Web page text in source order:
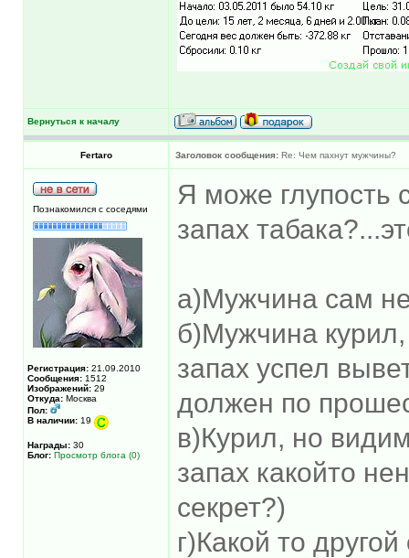
Вернуться к началу
Fertaro Заголовок сообщения: Re: Чем пахнут мужчины?
Познакомился с соседями
Регистрация: 21.09.2010
Сообщения: 1512
Изображений: 29
Откуда: Москва
Пол:
В наличии: 19
Награды: 30
Блог: Просмотр блога (0)
Я може глупость
запах
а)Мужчина сам
б)Мужчина
запах успел
должен по
в)Курил, но
запах какойто
секрет?)
г)Какой то